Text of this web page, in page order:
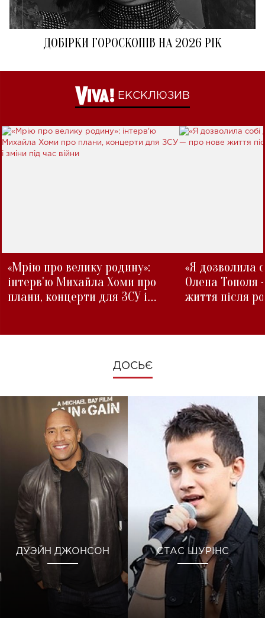
ДОБІРКИ ГОРОСКОПІВ НА 2026 РІК
ЕКСКЛЮЗИВ
«Мрію про велику родину»:
інтерв'ю Михайла Хоми про
плани, концерти для ЗСУ і
«Я дозволила
Олена Тополя
життя після
ДОСЬЄ
ДУЭЙН ДЖОНСОН СТАС ШУРІНС